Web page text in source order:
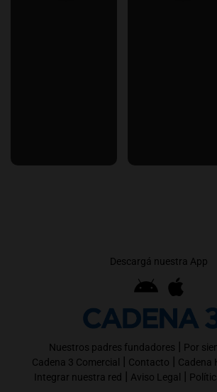
Descargá nuestra App
Nuestros padres fundadores | Por
Cadena 3 Comercial | Contacto | Cadena
Integrar nuestra red | Aviso Legal |